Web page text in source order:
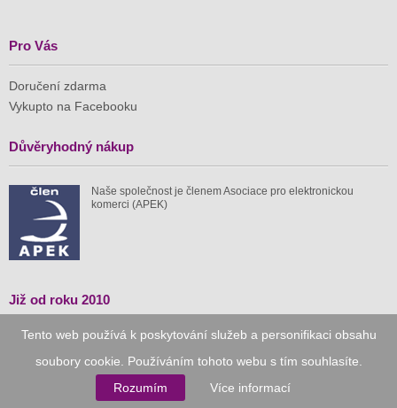
Tento web používá k poskytování služeb a personifikaci obsahu
soubory cookie. Používáním tohoto webu s tím souhlasíte.
Rozumím
Více informací
Pro Vás
Doručení zdarma
Vykupto na Facebooku
Důvěryhodný nákup
Naše společnost je členem Asociace pro elektronickou
komerci (APEK)
Již od roku 2010
59 tis.
spuštěných nabídek
1 511 mil.